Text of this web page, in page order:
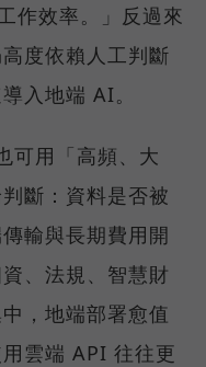
作效率。」反過來
度依賴人工判斷
入地端 AI。
可用「高頻、大
斷：資料是否被
輸與長期費用開
、法規、智慧財
，地端部署愈值
雲端 API 往往更